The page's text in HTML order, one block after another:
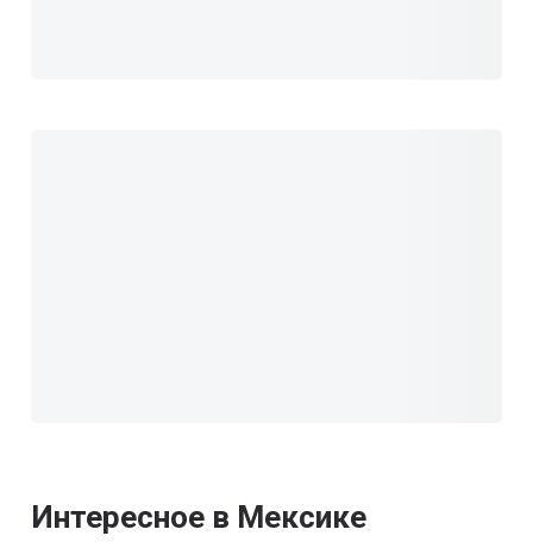
Интересное в Мексике